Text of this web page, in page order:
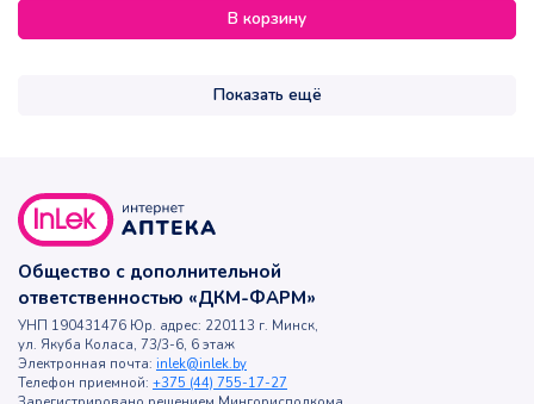
В корзину
Показать ещё
Общество с дополнительной
ответственностью «ДКМ-ФАРМ»
УНП 190431476 Юр. адрес: 220113 г. Минск,
ул. Якуба Коласа, 73/3-6, 6 этаж
Электронная почта: inlek@inlek.by
Телефон приемной: +375 (44) 755-17-27